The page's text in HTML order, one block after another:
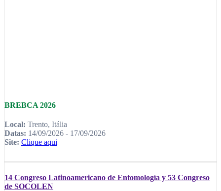
BREBCA 2026
Local: Trento, Itália
Datas: 14/09/2026 - 17/09/2026
Site: Clique aqui
14 Congreso Latinoamericano de Entomología y 53 Congreso
de SOCOLEN